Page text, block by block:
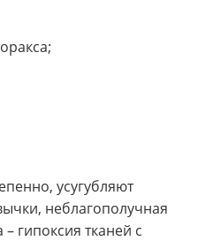
усугубляют
неблагополучная
гипоксия тканей с